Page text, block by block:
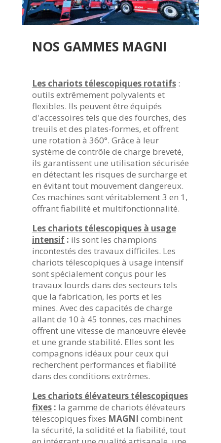
NOS GAMMES MAGNI
Les chariots télescopiques rotatifs:
outils extrêmement polyvalents et
flexibles. Ils peuvent être équipés
d'accessoires tels que des fourches, des
treuils et des plates-formes, et offrent
une rotation à 360°. Grâce à leur
système de contrôle de charge breveté,
ils garantissent une utilisation sécurisée
en détectant les risques de surcharge et
en évitant tout mouvement dangereux.
Ces machines sont véritablement 3 en 1,
offrant fiabilité et multifonctionnalité.
Les chariots télescopiques à usage
intensif: ils sont les champions
incontestés des travaux difficiles. Les
chariots télescopiques à usage intensif
sont spécialement conçus pour les
travaux lourds dans des secteurs tels
que la fabrication, les ports et les
mines. Avec des capacités de charge
allant de 10 à 45 tonnes, ces machines
offrent une vitesse de manœuvre élevée
et une grande stabilité. Elles sont les
compagnons idéaux pour ceux qui
recherchent performances et fiabilité
dans des conditions extrêmes.
Les chariots élévateurs télescopiques
fixes: la gamme de chariots élévateurs
télescopiques fixes MAGNI combinent
la sécurité, la solidité et la fiabilité, tout